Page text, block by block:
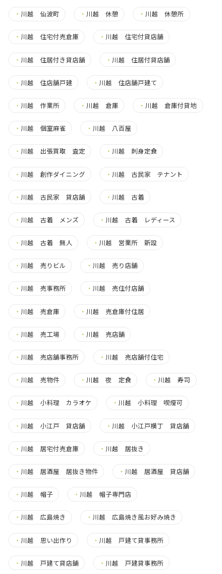
・ 川越 仙波町 ・ 川越 休憩 ・ 川越 休憩所
・ 川越 住宅付売倉庫 ・ 川越 住宅付貸店舗
・ 川越 住居付き貸店舗 ・ 川越 住居付貸店舗
・ 川越 住店舗戸建 ・ 川越 住店舗戸建て
・ 川越 作業所 ・ 川越 倉庫 ・ 川越 倉庫付貸地
・ 川越 個室麻雀 ・ 川越 八百屋
・ 川越 出張買取 査定 ・ 川越 刺身定食
・ 川越 創作ダイニング ・ 川越 古民家 テナント
・ 川越 古民家 貸店舗 ・ 川越 古着
・ 川越 古着 メンズ ・ 川越 古着 レディース
・ 川越 古着 無人 ・ 川越 営業所 新設
・ 川越 売りビル ・ 川越 売り店舗
・ 川越 売事務所 ・ 川越 売住付店舗
・ 川越 売倉庫 ・ 川越 売倉庫付住居
・ 川越 売工場 ・ 川越 売店舗
・ 川越 売店舗事務所 ・ 川越 売店舗付住宅
・ 川越 売物件 ・ 川越 夜 定食 ・ 川越 寿司
・ 川越 小料理 カラオケ ・ 川越 小料理 喫煙可
・ 川越 小江戸 貸店舗 ・ 川越 小江戸横丁 貸店舗
・ 川越 居宅付売倉庫 ・ 川越 居抜き
・ 川越 居酒屋 居抜き物件 ・ 川越 居酒屋 貸店舗
・ 川越 帽子 ・ 川越 帽子専門店
・ 川越 広島焼き ・ 川越 広島焼き風お好み焼き
・ 川越 思い出作り ・ 川越 戸建て貸事務所
・ 川越 戸建て貸店舗 ・ 川越 戸建貸事務所